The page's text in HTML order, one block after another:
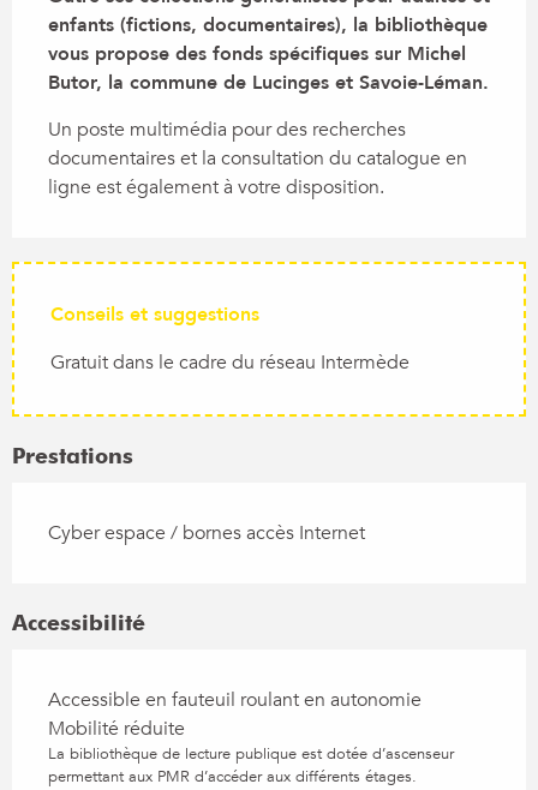
enfants (fictions, documentaires), la bibliothèque
vous propose des fonds spécifiques sur Michel
Butor, la commune de Lucinges et Savoie-Léman.
Un poste multimédia pour des recherches
documentaires et la consultation du catalogue en
ligne est également à votre disposition.
Conseils et suggestions
Gratuit dans le cadre du réseau Intermède
Prestations
Cyber espace / bornes accès Internet
Accessibilité
Accessible en fauteuil roulant en autonomie
Mobilité réduite
La bibliothèque de lecture publique est dotée d’ascenseur
permettant aux PMR d’accéder aux différents étages.